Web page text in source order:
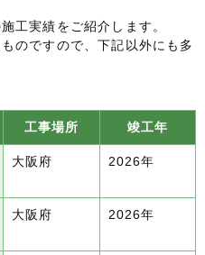
工実績をご紹介します。
のですので、下記以外にも多
工事場所 竣工年
大阪府 2026年
大阪府 2026年